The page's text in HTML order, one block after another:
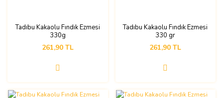
Tadıbu Kakaolu Fındık Ezmesi
330g
261,90 TL
Tadıbu Kakaolu Fındık Ezmesi
330 gr
261,90 TL